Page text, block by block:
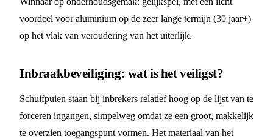
voordeel voor aluminium op de zeer lange termijn (30 jaar+)
op het vlak van veroudering van het uiterlijk.
Inbraakbeveiliging: wat is het veiligst?
Schuifpuien staan bij inbrekers relatief hoog op de lijst van te
forceren ingangen, simpelweg omdat ze een groot, makkelijk
te overzien toegangspunt vormen. Het materiaal van het